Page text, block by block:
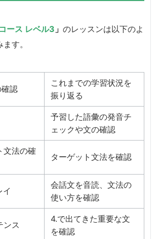
ース レベル3 」 のレッスンは以下のよ
す。
確認
これまでの学習状況を
振り返る
予習した語彙の発音チ
ェックや文の確認
文法の確
ターゲット文法を確認
イ
会話文を音読、文法の
使い方を確認
ンス
4.で出てきた重要な文
を確認